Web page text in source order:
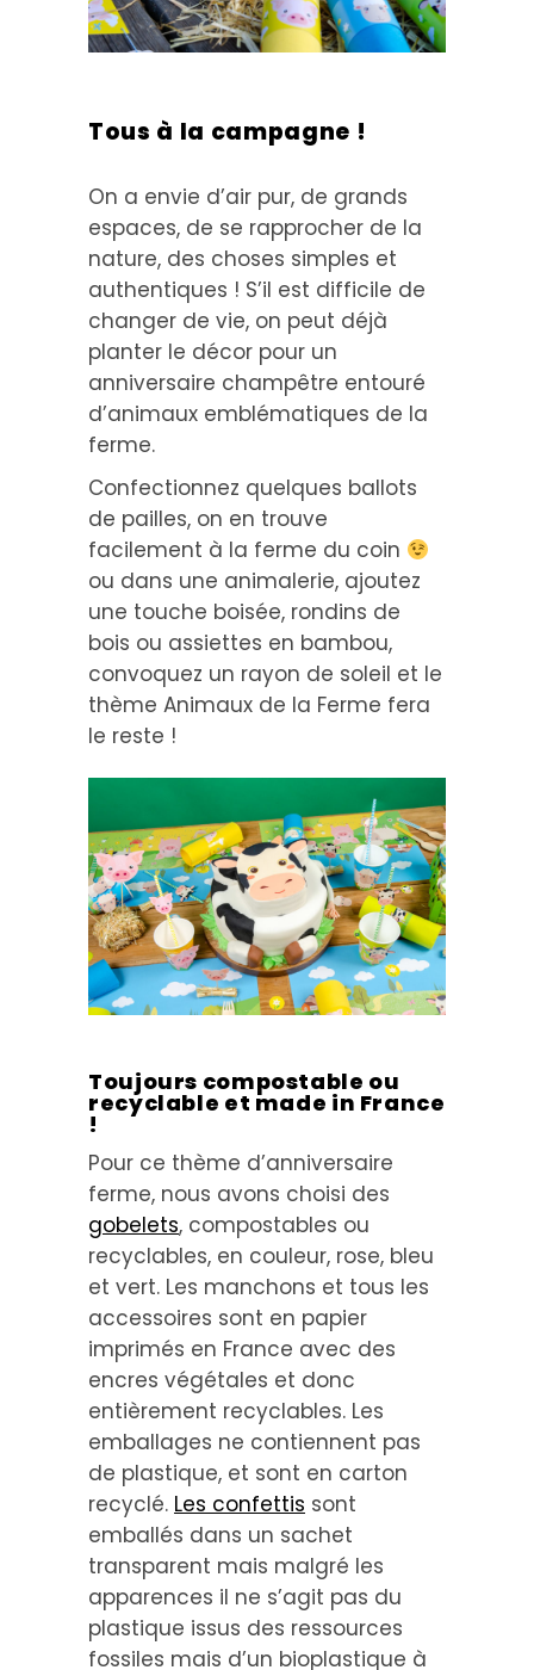
Tous à la campagne !
On a envie d’air pur, de grands
espaces, de se rapprocher de la
nature, des choses simples et
authentiques ! S’il est difficile de
changer de vie, on peut déjà
planter le décor pour un
anniversaire champêtre entouré
d’animaux emblématiques de la
ferme.
Confectionnez quelques ballots
de pailles, on en trouve
facilement à la ferme du coin
ou dans une animalerie, ajoutez
une touche boisée, rondins de
bois ou assiettes en bambou,
convoquez un rayon de soleil et le
thème Animaux de la Ferme fera
le reste !
Toujours compostable ou
recyclable et made in France
!
Pour ce thème d’anniversaire
ferme, nous avons choisi des
gobelets, compostables ou
recyclables, en couleur, rose, bleu
et vert. Les manchons et tous les
accessoires sont en papier
imprimés en France avec des
encres végétales et donc
entièrement recyclables. Les
emballages ne contiennent pas
de plastique, et sont en carton
recyclé. Les confettis sont
emballés dans un sachet
transparent mais malgré les
apparences il ne s’agit pas du
plastique issus des ressources
fossiles mais d’un bioplastique à